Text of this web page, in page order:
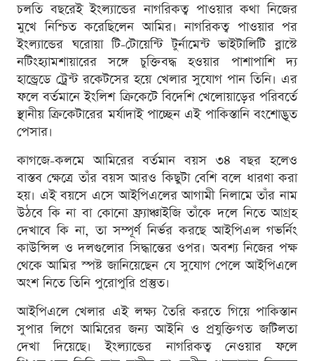
চলতি বছরেই ইংল্যান্ডের নাগরিকত্ব পাওয়ার কথা নিজের
মুখে নিশ্চিত করেছিলেন আমির। নাগরিকত্ব পাওয়ার পর
ইংল্যান্ডের ঘরোয়া টি-টোয়েন্টি টুর্নামেন্ট ভাইটালিটি ব্লাস্টে
নটিংহ্যামশায়ারের সঙ্গে চুক্তিবদ্ধ হওয়ার পাশাপাশি দ্য
হান্ড্রেডে ট্রেন্ট রকেটসের হয়ে খেলার সুযোগ পান তিনি। এর
ফলে বর্তমানে ইংলিশ ক্রিকেটে বিদেশি খেলোয়াড়ের পরিবর্তে
স্থানীয় ক্রিকেটারের মর্যাদাই পাচ্ছেন এই পাকিস্তানি বংশোদ্ভূত
পেসার।
কাগজে-কলমে আমিরের বর্তমান বয়স ৩৪ বছর হলেও
বাস্তব ক্ষেত্রে তাঁর বয়স আরও কিছুটা বেশি বলে ধারণা করা
হয়। এই বয়সে এসে আইপিএলের আগামী নিলামে তাঁর নাম
উঠবে কি না বা কোনো ফ্র্যাঞ্চাইজি তাঁকে দলে নিতে আগ্রহ
দেখাবে কি না, তা সম্পূর্ণ নির্ভর করছে আইপিএল গভর্নিং
কাউন্সিল ও দলগুলোর সিদ্ধান্তের ওপর। অবশ্য নিজের পক্ষ
থেকে আমির স্পষ্ট জানিয়েছেন যে সুযোগ পেলে আইপিএলে
অংশ নিতে তিনি পুরোপুরি প্রস্তুত।
আইপিএলে খেলার এই লক্ষ্য তৈরি করতে গিয়ে পাকিস্তান
সুপার লিগে আমিরের জন্য আইনি ও প্রযুক্তিগত জটিলতা
দেখা দিয়েছে। ইংল্যান্ডের নাগরিকত্ব নেওয়ার ফলে